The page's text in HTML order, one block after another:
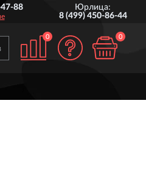
ГАРАНТИЯ ПРОИЗВОДИТЕЛЯ
88
Юрлица:
8 (499) 450-86-44
0 0